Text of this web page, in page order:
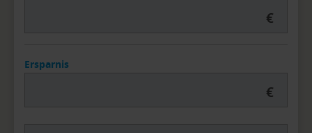
€
Ersparnis
€